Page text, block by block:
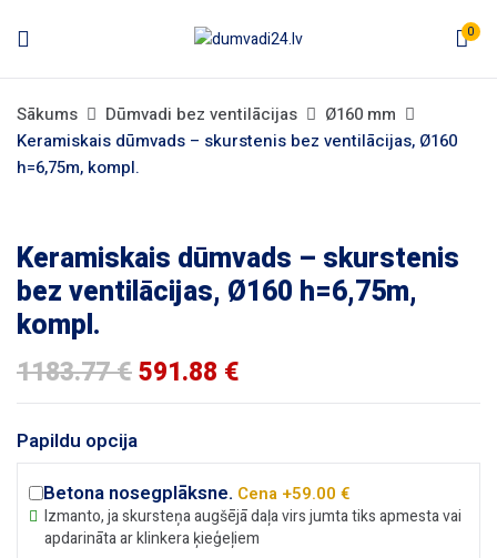
0
Sākums Dūmvadi bez ventilācijas
Ø160 mm
Keramiskais dūmvads – skurstenis bez ventilācijas, Ø160
h=6,75m, kompl.
Keramiskais dūmvads – skurstenis
bez ventilācijas, Ø160 h=6,75m,
kompl.
1183.77€591.88 €
Papildu opcija
Betona nosegplāksne. Cena +59.00 €
Izmanto, ja skursteņa augšējā daļa virs jumta tiks apmesta vai
apdarināta ar klinkera ķieģeļiem